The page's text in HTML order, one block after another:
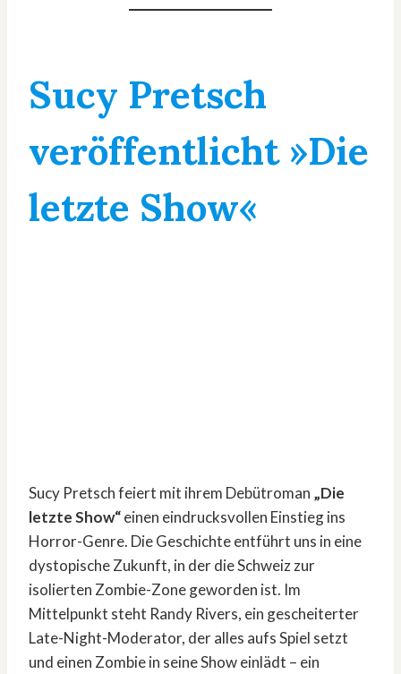
Sucy Pretsch
veröffentlicht »Die
letzte Show«
Sucy Pretsch feiert mit ihrem Debütroman „Die
letzte Show“einen eindrucksvollen Einstieg ins
Horror-Genre. Die Geschichte entführt uns in eine
dystopische Zukunft, in der die Schweiz zur
isolierten Zombie-Zone geworden ist. Im
Mittelpunkt steht Randy Rivers, ein gescheiterter
Late-Night-Moderator, der alles aufs Spiel setzt
und einen Zombie in seine Show einlädt – ein